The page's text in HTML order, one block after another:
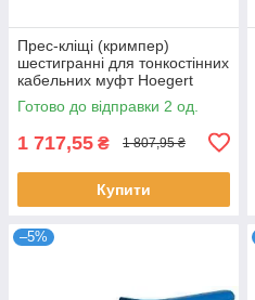
Прес-кліщі (кримпер)
шестигранні для тонкостінних
кабельних муфт Hoegert
Готово до відправки 2 од.
1 717,55 ₴ 1 807,95 ₴
Купити
–5%